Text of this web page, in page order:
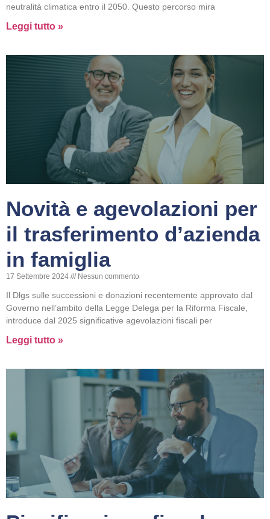
neutralità climatica entro il 2050. Questo percorso mira
Leggi tutto »
Novità e agevolazioni per
il trasferimento d’azienda
in famiglia
17 Settembre 2024 Nessun commento
Il Dlgs sulle successioni e donazioni recentemente approvato dal
Governo nell’ambito della Legge Delega per la Riforma Fiscale,
introduce dal 2025 significative agevolazioni fiscali per
Leggi tutto »